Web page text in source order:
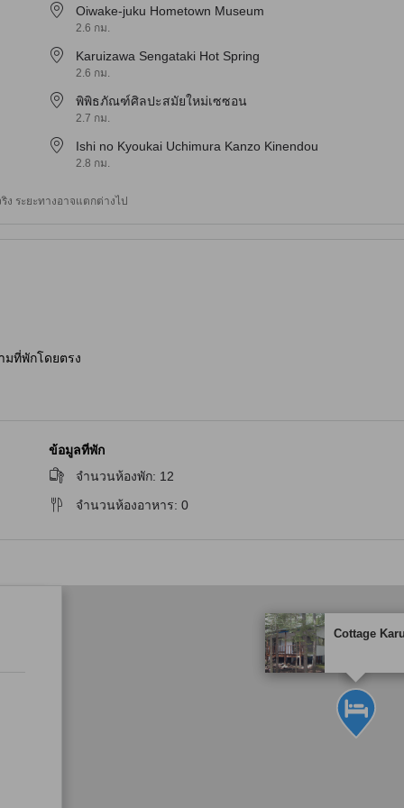
Oiwake-juku Hometown Museum
2.6 กม.
Karuizawa Sengataki Hot Spring
2.6 กม.
พิพิธภัณฑ์ศิลปะสมัยใหม่เซซอน
2.7 กม.
Ishi no Kyoukai Uchimura Kanzo Kinendou
2.8 กม.
ง ระยะทางอาจแตกต่างไป
ที่พักโดยตรง
ข้อมูลที่พัก
จำนวนห้องพัก: 12
จำนวนห้องอาหาร:0
Cottage
tooltip
ระดับดาวของที่พักเป็นข้